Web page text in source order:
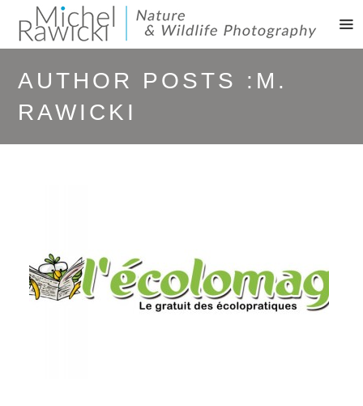
AUTHOR POSTS :M.
RAWICKI